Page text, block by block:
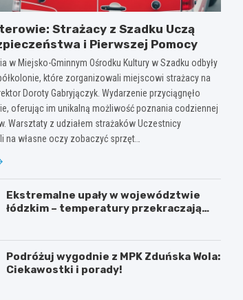
Strażacy z Szadku Uczą
i Pierwszej Pomocy
w Miejsko-Gminnym Ośrodku Kultury w Szadku odbyły
które zorganizowali miejscowi strażacy na
Doroty Gabryjączyk. Wydarzenie przyciągnęło
oferując im unikalną możliwość poznania codziennej
Warsztaty z udziałem strażaków Uczestnicy
na własne oczy zobaczyć sprzęt…
Ekstremalne upały w województwie
łódzkim – temperatury przekraczają
Podróżuj wygodnie z MPK Zduńska Wola:
Ciekawostki i porady!